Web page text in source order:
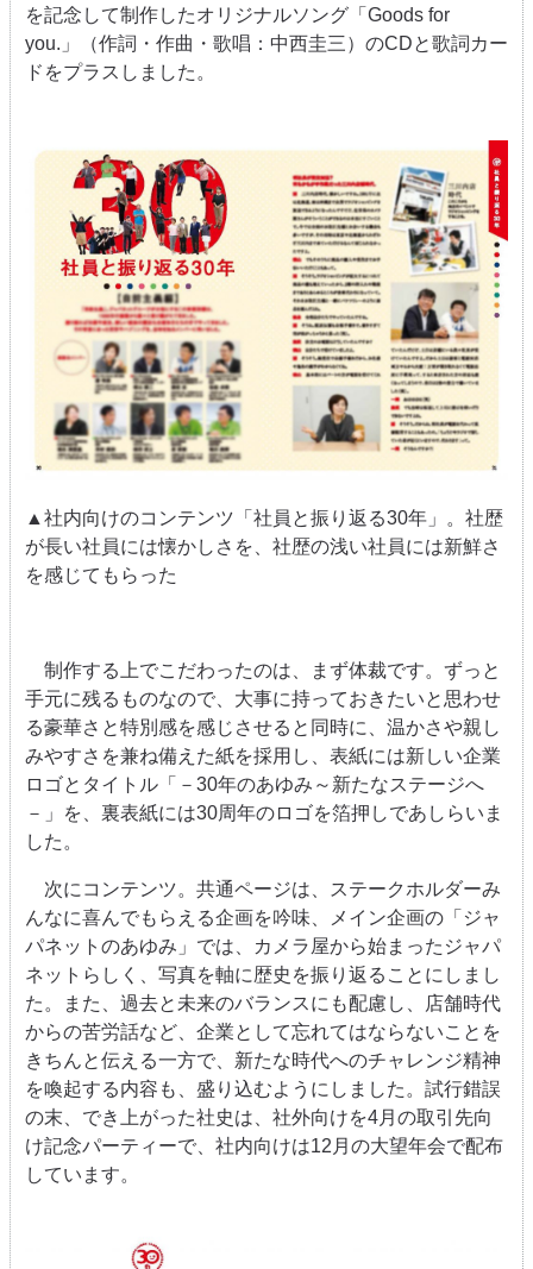
を記念して制作したオリジナルソング「 Goods for
you. 」（作詞・作曲・歌唱：中西圭三）のCDと歌詞カー
ドをプラスしました。
▲社内向けのコンテンツ「社員と振り返る30年」。社歴
が長い社員には懐かしさを、社歴の浅い社員には新鮮さ
を感じてもらった
制作する上でこだわったのは、まず体裁です。ずっと
手元に残るものなので、大事に持っておきたいと思わせ
る豪華さと特別感を感じさせると同時に、温かさや親し
みやすさを兼ね備えた紙を採用し、表紙には新しい企業
ロゴとタイトル「－ 30年のあゆみ～新たなステージへ
－」を、裏表紙には30周年のロゴを箔押しであしらいま
した。
次にコンテンツ。共通ページは、ステークホルダーみ
んなに喜んでもらえる企画を吟味、メイン企画の「ジャ
パネットのあゆみ」では、カメラ屋から始まったジャパ
ネットらしく、写真を軸に歴史を振り返ることにしまし
た。また、過去と未来のバランスにも配慮し、店舗時代
からの苦労話など、企業として忘れてはならないことを
きちんと伝える一方で、新たな時代へのチャレンジ精神
を喚起する内容も、盛り込むようにしました。試行錯誤
の末、でき上がった社史は、社外向けを4月の取引先向
け記念パーティーで、社内向けは12 月の大望年会で配布
しています。